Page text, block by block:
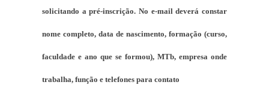
solicitando a pré-inscrição. No e-mail deverá constar
nome completo, data de nascimento, formação (curso,
faculdade e ano que se formou), MTb, empresa onde
trabalha, função e telefones para contato